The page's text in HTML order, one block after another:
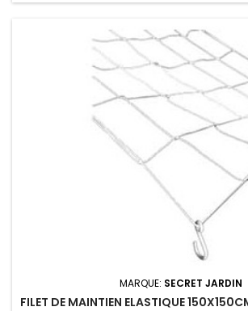
MARQUE: SECRET JARDIN
FILET DE MAINTIEN ELASTIQUE